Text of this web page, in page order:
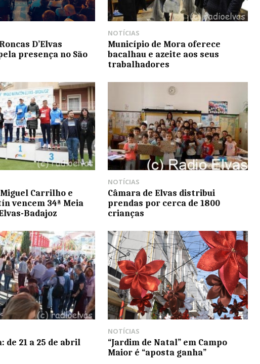
D’Elvas
presença no São
NOTÍCIAS
Município de Mora oferece
bacalhau e azeite aos seus
trabalhadores
Carrilho e
vencem 34ª Meia
Badajoz
NOTÍCIAS
Câmara de Elvas distribui
prendas por cerca de 1800
crianças
de 21 a 25 de abril
NOTÍCIAS
“Jardim de Natal” em Campo
Maior é “aposta ganha”